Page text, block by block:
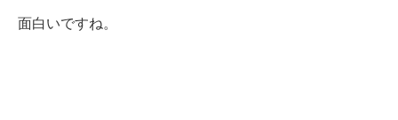
面白いですね。